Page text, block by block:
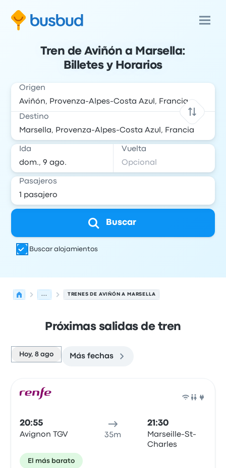
Tren de Aviñón a Marsella:
Billetes y Horarios
Origen
Destino
Ida Vuelta
Pasajeros
Buscar
Buscar alojamientos
... TRENES DE AVIÑÓN A MARSELLA
Próximas salidas de tren
Hoy, 8 ago Más fechas
20:55
Avignon TGV 35m
21:30
Marseille-St-
Charles
El más barato